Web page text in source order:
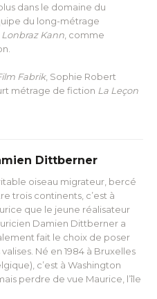
dans le domaine du
du long-métrage
Lonbraz Kann , comme
Fabrik, Sophie Robert
métrage de fiction La Leçon
Dittberner
oiseau migrateur, bercé
trois continents, c’est à
que le jeune réalisateur
Damien Dittberner a
fait le choix de poser
valises. Né en 1984 à Bruxelles
c’est à Washington
perdre de vue Maurice, l’île